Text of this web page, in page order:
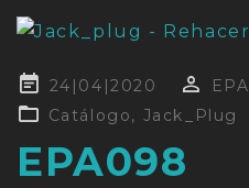
Publicado
en
24|04|2020
EPA
Catálogo, Jack_Plug
EPA098